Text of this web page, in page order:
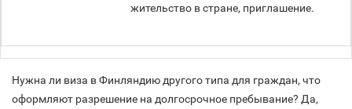
жительство в стране, приглашение.
Нужна ли виза в Финляндию другого типа для граждан, что
оформляют разрешение на долгосрочное пребывание? Да,